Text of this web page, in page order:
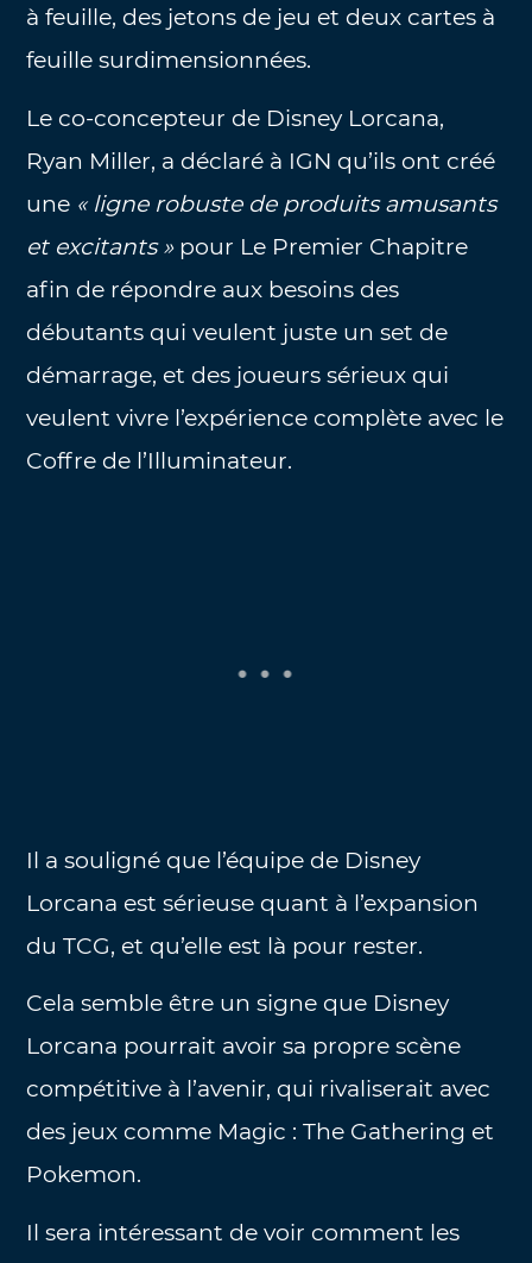
à feuille, des jetons de jeu et deux cartes à
feuille surdimensionnées.
Le co-concepteur de Disney Lorcana,
Ryan Miller, a déclaré à IGN qu’ils ont créé
une « ligne robuste de produits amusants
et excitants »pour Le Premier Chapitre
afin de répondre aux besoins des
débutants qui veulent juste un set de
démarrage, et des joueurs sérieux qui
veulent vivre l’expérience complète avec le
Coffre de l’Illuminateur.
Il a souligné que l’équipe de Disney
Lorcana est sérieuse quant à l’expansion
du TCG, et qu’elle est là pour rester.
Cela semble être un signe que Disney
Lorcana pourrait avoir sa propre scène
compétitive à l’avenir, qui rivaliserait avec
des jeux comme Magic : The Gathering et
Pokemon.
Il sera intéressant de voir comment les